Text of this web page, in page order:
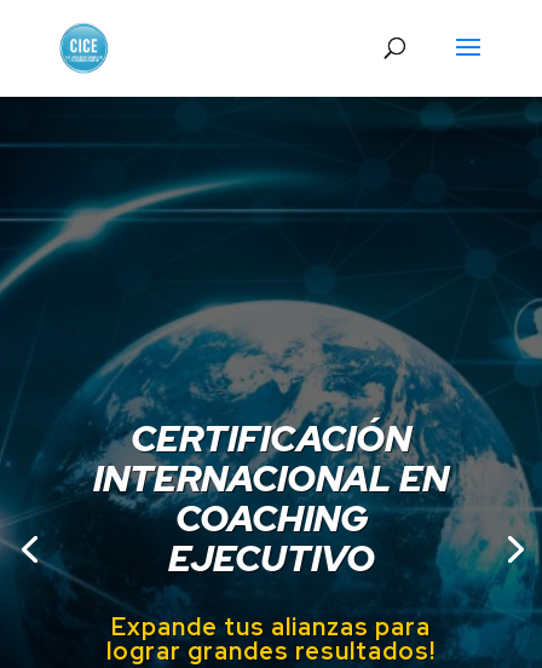
CERTIFICACIÓN
INTERNACIONAL EN
COACHING
EJECUTIVO
Expande tus alianzas para
lograr grandes resultados!